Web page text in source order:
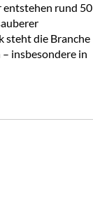
entstehen rund 50
steht die Branche
insbesondere in